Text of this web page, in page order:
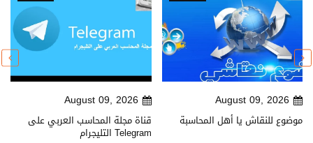
August 09, 2026
قناة مجلة المحاسب العربي على
التليجرام Telegram
August 09, 2026
موضوع للنقاش يا أهل المحاسبة